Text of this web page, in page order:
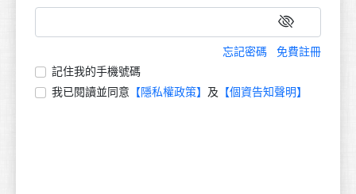
忘記密碼
免費註冊
記住我的手機號碼
我已閱讀並同意 【隱私權政策】 及 【個資告知聲明】